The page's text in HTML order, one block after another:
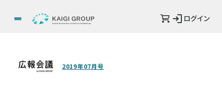
ログイン
2019年07月号